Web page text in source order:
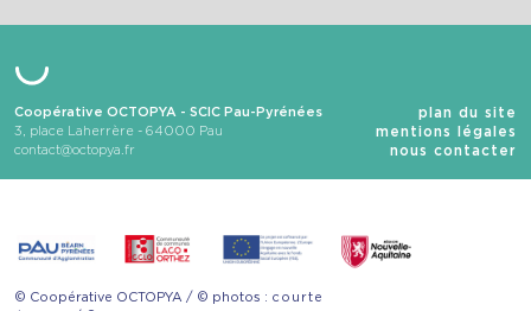
Coopérative OCTOPYA - SCIC Pau-Pyrénées
3, place Laherrère - 64000 Pau
contact@octopya.fr
plan du site
mentions légales
nous contacter
Coopérative OCTOPYA / photos : courte